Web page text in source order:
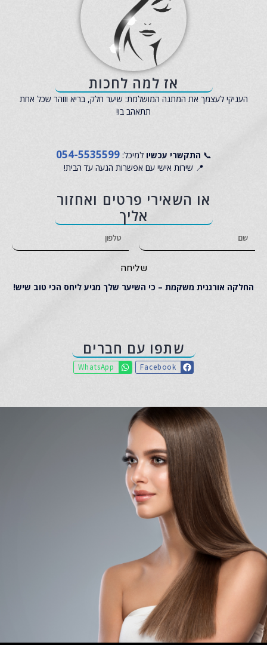
אז למה לחכות
העניקי לעצמך את המתנה המושלמת: שיער חלק, בריא וזוהר שכל אחת
תתאהב בו!
📞 התקשרי עכשיו למיכל:054-5535599
📍 שירות אישי עם אפשרות הגעה עד הבית!
או השאירי פרטים ואחזור
אליך
שליחה
החלקה אורגנית משקמת – כי השיער שלך מגיע ליחס הכי טוב שיש!
שתפו עם חברים
Facebook
WhatsApp